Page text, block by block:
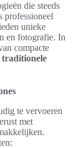
die steeds
professioneel
unieke
en fotografie. In
compacte
traditionele
te vervoeren
met